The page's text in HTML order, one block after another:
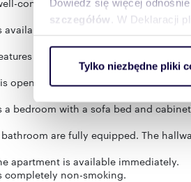
Dowiedz się więcej
szczegółów . W Deklaracji
ruch w naszej witrynie.
reklamowym i
uzyskanymi podczas
Tylko niezbędne pliki
connected to all of Warsaw, and
available for rent with the furnishings
two separate rooms, a bright
open with sliding doors that can be
a bedroom with a sofa bed and
are fully equipped. The
apartment is available immediately.
completely non-smoking.